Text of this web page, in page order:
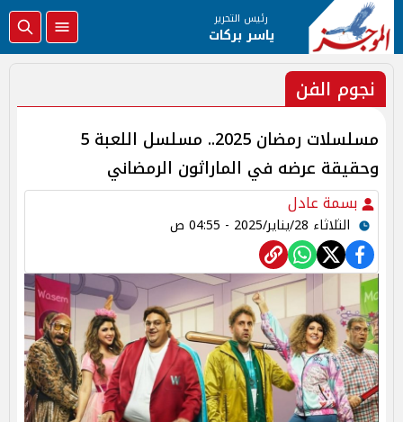
رئيس التحرير
ياسر بركات
نجوم الفن
مسلسلات رمضان 2025.. مسلسل اللعبة 5
وحقيقة عرضه في الماراثون الرمضاني
بسمة عادل
الثلاثاء 28/يناير/2025 - 04:55 ص